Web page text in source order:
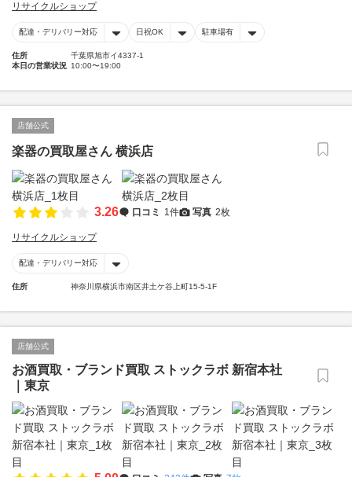
リサイクルショップ
配達・デリバリー対応 日祝OK 駐車場有
住所
千葉県旭市イ4337-1
本日の営業状況 10:00〜19:00
店舗公式
楽器の買取屋さん 横浜店
3.26 口コミ 1件 写真 2枚
リサイクルショップ
配達・デリバリー対応
住所 神奈川県横浜市南区井土ケ谷上町15-5-1F
店舗公式
お酒買取・ブランド買取 ストックラボ 新宿本社
｜東京